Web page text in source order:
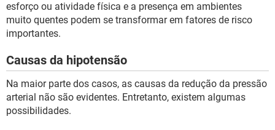
esforço ou atividade física e a presença em ambientes
muito quentes podem se transformar em fatores de risco
importantes.
Causas da hipotensão
Na maior parte dos casos, as causas da redução da pressão
arterial não são evidentes. Entretanto, existem algumas
possibilidades.